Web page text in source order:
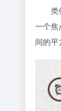
类似
一个焦
间的平